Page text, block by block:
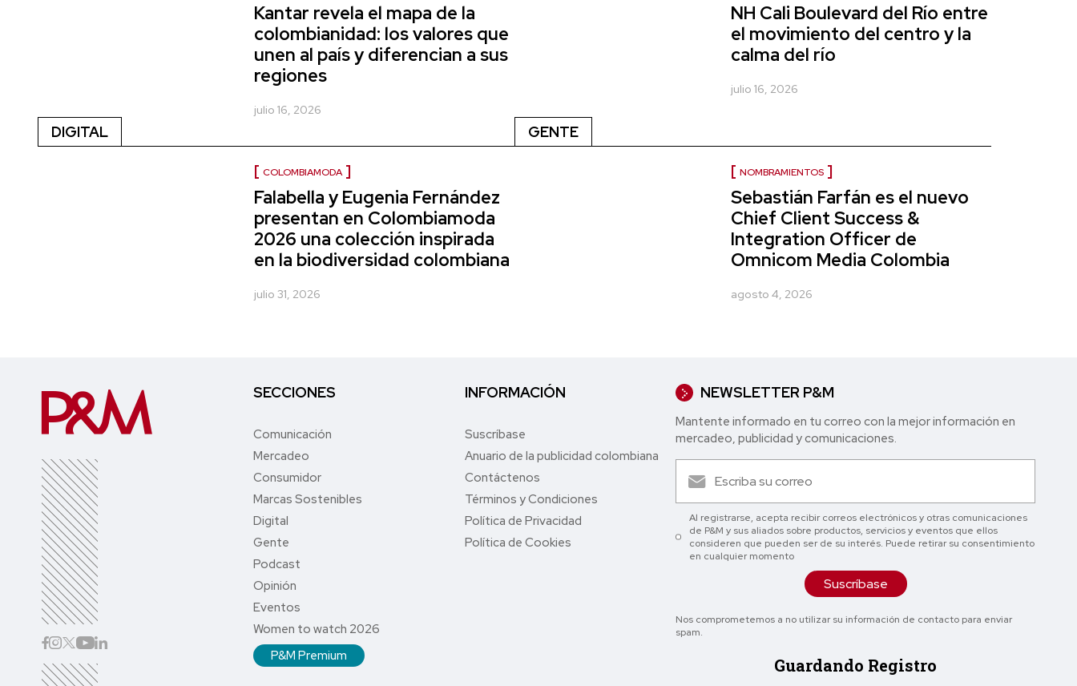
Kantar revela el mapa de la
colombianidad: los valores que
unen al país y diferencian a sus
regiones
julio 16, 2026
NH Cali Boulevard del Río entre
el movimiento del centro y la
calma del río
julio 16, 2026
DIGITAL
COLOMBIAMODA
Falabella y Eugenia Fernández
presentan en Colombiamoda
2026 una colección inspirada
en la biodiversidad colombiana
julio 31, 2026
GENTE
NOMBRAMIENTOS
Sebastián Farfán es el nuevo
Chief Client Success &
Integration Officer de
Omnicom Media Colombia
agosto 4, 2026
SECCIONES
Comunicación
Mercadeo
Consumidor
Marcas Sostenibles
Digital
Gente
Podcast
Opinión
Eventos
Women to watch 2026
P&M Premium
INFORMACIÓN
Suscríbase
Anuario de la publicidad colombiana
Contáctenos
Términos y Condiciones
Política de Privacidad
Política de Cookies
NEWSLETTER P&M
Mantente informado en tu correo con la mejor in formación en
mercadeo, publicidad y comunicaciones.
Al registrarse, acepta recibir correos electrónicos y otras comunicaciones
de P&M y sus aliados sobre productos, servicios y eventos que ellos
consideren que pueden ser de su interés. Puede retirar su consentimiento
en cualquier momento
Suscríbase
Nos comprometemos a no utilizar su información de contacto para enviar
spam.
Guardando Registro